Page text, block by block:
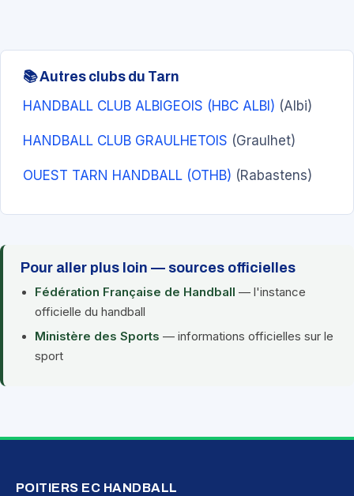
📚 Autres clubs du Tarn
HANDBALL CLUB ALBIGEOIS (HBC ALBI) (Albi)
HANDBALL CLUB GRAULHETOIS (Graulhet)
OUEST TARN HANDBALL (OTHB) (Rabastens)
Pour aller plus loin — sources officielles
Fédération Française de Handball — l'instance
officielle du handball
Ministère des Sports — informations officielles sur le
sport
POITIERS EC HANDBALL